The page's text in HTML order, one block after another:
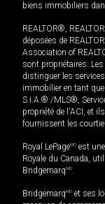
biens immobiliers
REALTOR®,
déposées de
Association of
sont propriétaires.
distinguer les
immobilier en tant
S.I.A.® /MLS®,
propriété de l'ACI, et
fournissent les
Royal LePageMD est
Royale du Canada,
BridgemarqMD.
BridgemarqMD et ses